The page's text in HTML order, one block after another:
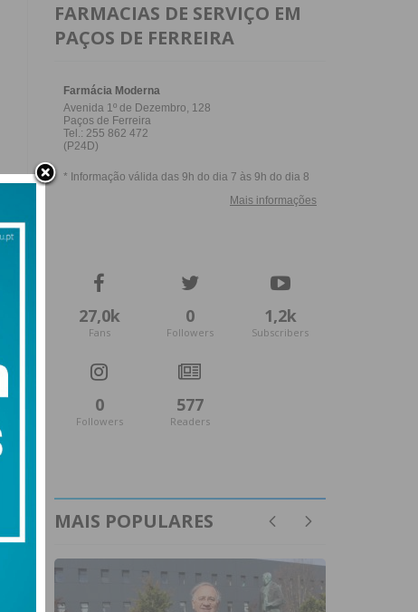
FARMACIAS DE SERVIÇO EM
PAÇOS DE FERREIRA
27,0k
Fans
0
Followers
1,2k
Subscribers
0
Followers
577
Readers
MAIS POPULARES